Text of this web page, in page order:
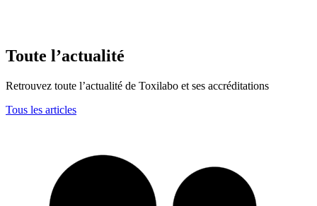
Toute l’actualité
Retrouvez toute l’actualité de Toxilabo et ses accréditations
Tous les articles